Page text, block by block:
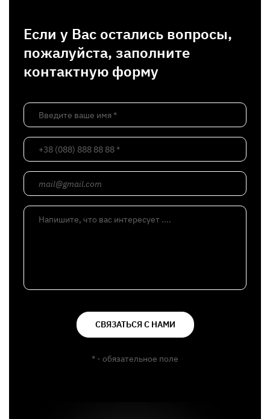
Если у Вас остались вопросы,
пожалуйста, заполните
контактную форму
Введите ваше имя *
+38 (088) 888 88 88 *
mail@gmail.com
Напишите, что вас интересует ....
СВЯЗАТЬСЯ С НАМИ
* - обязательное поле